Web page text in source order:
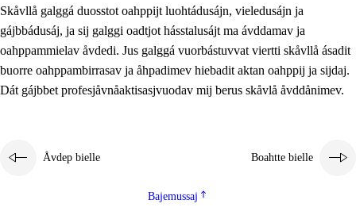
Skåvllå galggá duosstot oahppijt luohtádusájn, vieledusájn ja
gájbbádusáj, ja sij galggi oadtjot hásstalusájt ma ávddamav ja
oahppammielav åvdedi. Jus galggá vuorbástuvvat viertti skåvllå ásadit
buorre oahppambirrasav ja åhpadimev hiebadit aktan oahppij ja sijdaj.
Dát gájbbet profesjåvnåaktisasjvuodav mij berus skåvlå åvddånimev.
Åvdep bielle Boahtte bielle
Bajemussaj